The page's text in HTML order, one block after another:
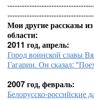
Мои другие рассказы
области:
2011 год, апрель:
Город воинской славы
Гагарин. Он сказал:
2007 год, февраль:
Белорусско-российские